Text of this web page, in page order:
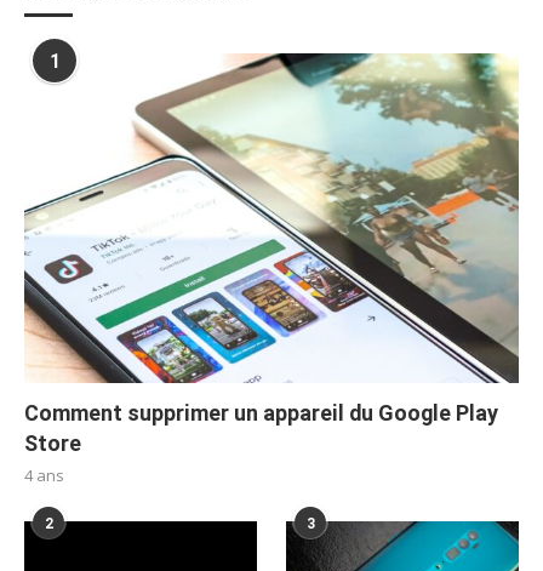
1
Comment supprimer un appareil du Google Play
Store
4 ans
2 3